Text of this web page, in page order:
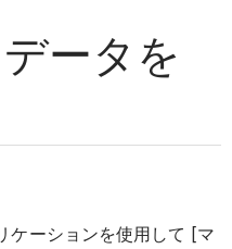
ータを
ケーションを使用して [マ